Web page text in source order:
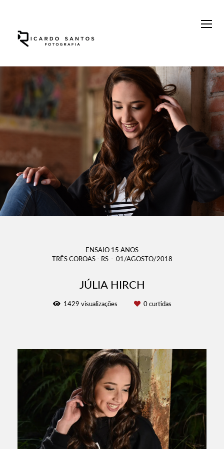
ENSAIO 15 ANOS
TRÊS COROAS - RS
01/AGOSTO/2018
JÚLIA HIRCH
1429 visualizações 0curtidas